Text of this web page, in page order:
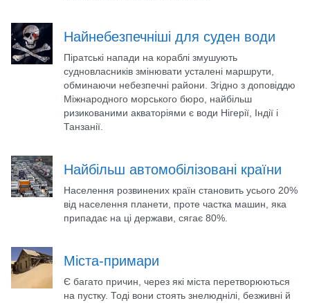
Найнебезпечніші для суден води
Піратські напади на кораблі змушують
судновласників змінювати усталені маршрути,
обминаючи небезпечні райони. Згідно з доповіддю
Міжнародного морського бюро, найбільш
ризикованими акваторіями є води Нігерії, Індії і
Танзанії.
Найбільш автомобілізовані країни
Населення розвинених країн становить усього 20%
від населення планети, проте частка машин, яка
припадає на ці держави, сягає 80%.
Міста-примари
Є багато причин, через які міста перетворюються
на пустку. Тоді вони стоять знелюднілі, безживні й